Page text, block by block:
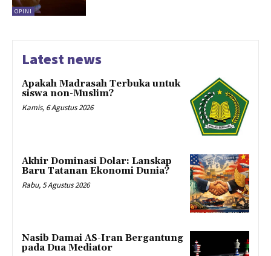
OPINI
Latest news
Apakah Madrasah Terbuka untuk
siswa non-Muslim?
Kamis, 6 Agustus 2026
Akhir Dominasi Dolar: Lanskap
Baru Tatanan Ekonomi Dunia?
Rabu, 5 Agustus 2026
Nasib Damai AS-Iran Bergantung
pada Dua Mediator